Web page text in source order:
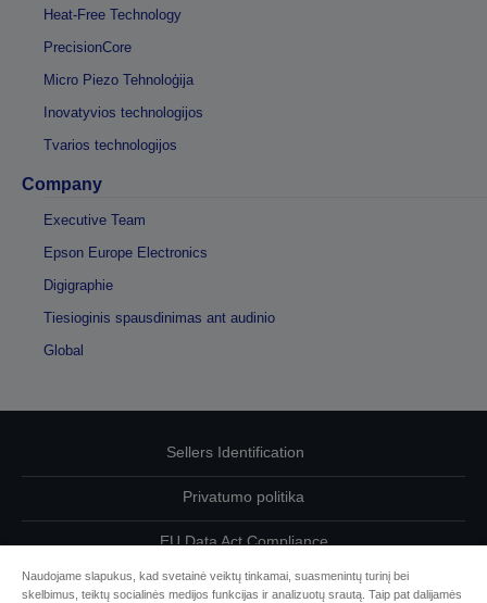
Heat-Free Technology
PrecisionCore
Micro Piezo Tehnoloģija
Inovatyvios technologijos
Tvarios technologijos
Company
Executive Team
Epson Europe Electronics
Digigraphie
Tiesioginis spausdinimas ant audinio
Global
Sellers Identification
Privatumo politika
EU Data Act Compliance
Susisiekite su mumis dėl savo duomenų
Naudojame slapukus, kad svetainė veiktų tinkamai, suasmenintų turinį bei
skelbimus, teiktų socialinės medijos funkcijas ir analizuotų srautą. Taip pat dalijamės